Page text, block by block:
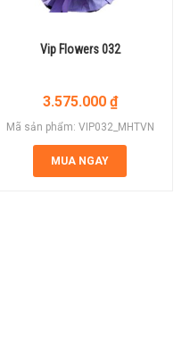
Vip Flowers 032
3.575.000 ₫
Mã sản phẩm: VIP032_MHTVN
MUA NGAY